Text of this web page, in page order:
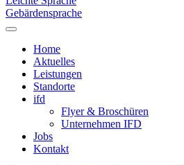
Gebärdensprache
Home
Aktuelles
Leistungen
Standorte
ifd
Flyer & Broschüren
Unternehmen IFD
Jobs
Kontakt